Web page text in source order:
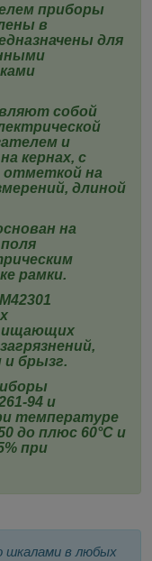
приборы
в
для
собой
и
кернах, с
отметкой на
длиной
на
рамки.
М42301
и брызг.
94 и
температуре
до плюс 60°С и
при
в любых